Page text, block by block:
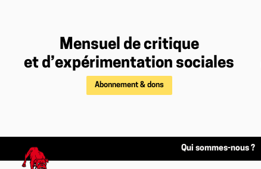
Mensuel de critique
et d’expérimentation sociales
Abonnement & dons
Qui sommes-nous ?